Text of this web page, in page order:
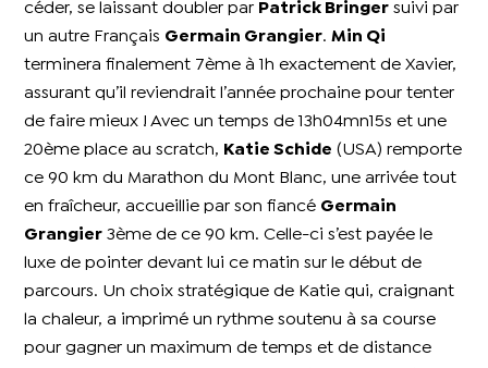
céder, se laissant doubler par Patrick Bringer suivi par
un autre Français Germain Grangier.Min Qi
terminera finalement 7ème à 1h exactement de Xavier,
assurant qu’il reviendrait l’année prochaine pour tenter
de faire mieux ! Avec un temps de 13h04mn15s et une
20ème place au scratch,
Katie Schide (USA) remporte
ce 90 km du Marathon du Mont Blanc, une arrivée tout
en fraîcheur, accueillie par son fiancé Germain
Grangier 3ème de ce 90 km. Celle-ci s’est payée le
luxe de pointer devant lui ce matin sur le début de
parcours. Un choix stratégique de Katie qui, craignant
la chaleur, a imprimé un rythme soutenu à sa course
pour gagner un maximum de temps et de distance